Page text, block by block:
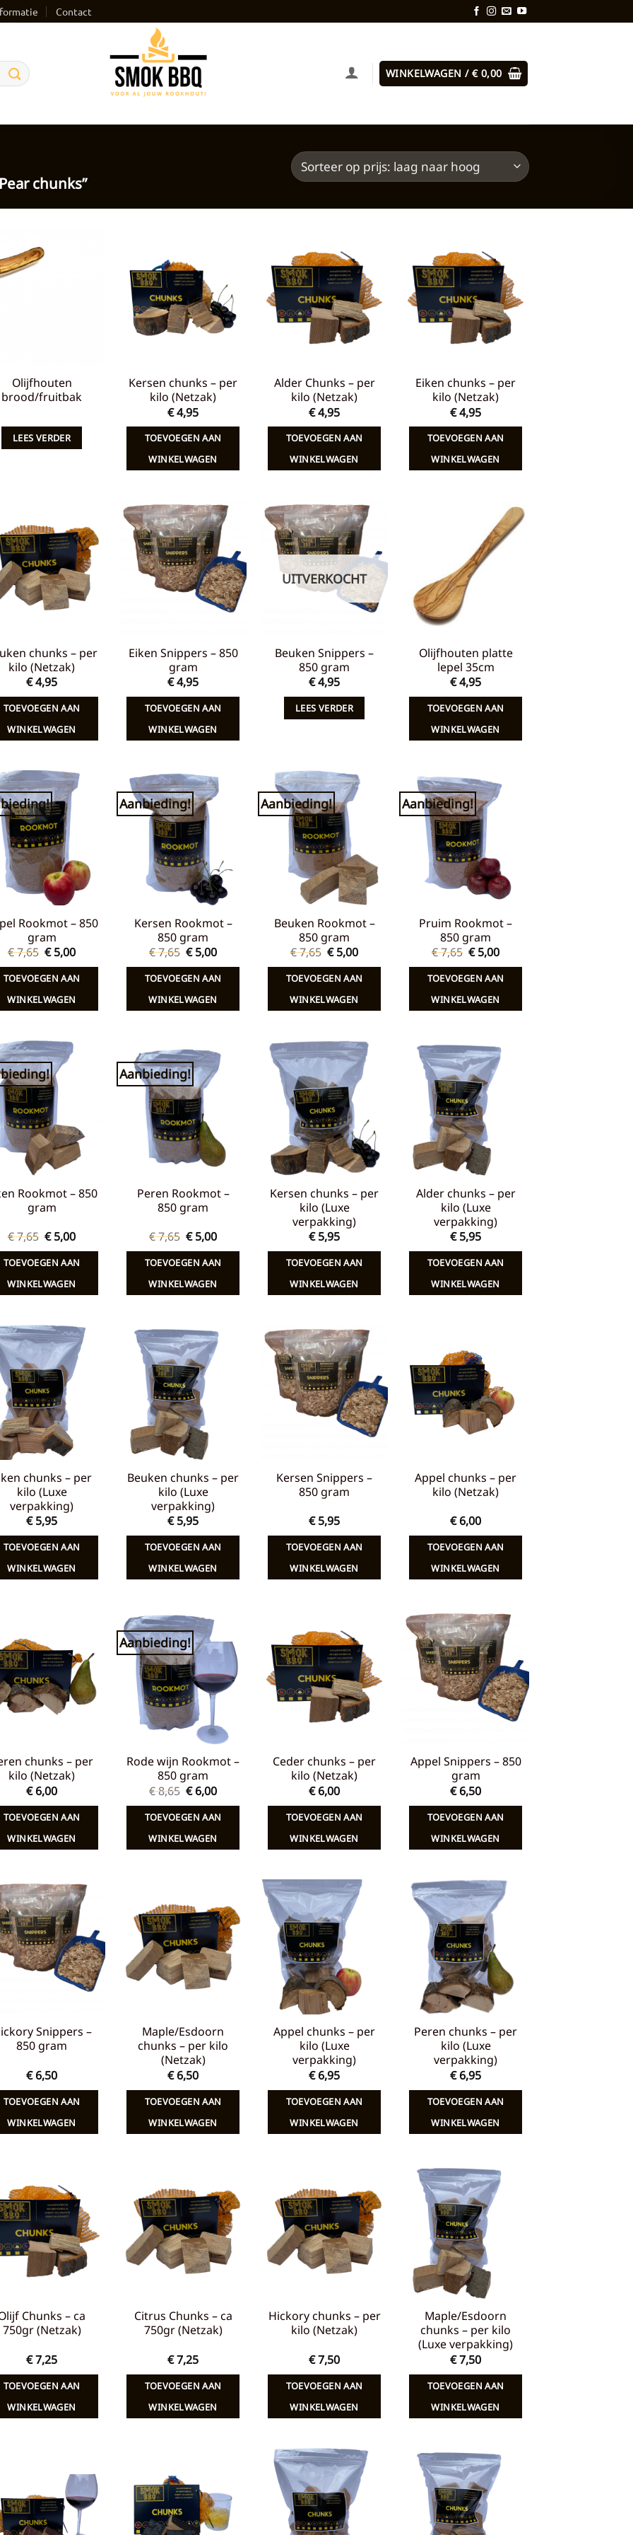
Contact
WINKELWAGEN / €0,00
chunks”
Olijfhouten
brood/fruitbak
LEES VERDER
Toevoegen
aan
verlanglijst
Kersen chunks – per
kilo (Netzak)
€4,95
TOEVOEGEN AAN
WINKELWAGEN
Toevoegen
aan
verlanglijst
Alder Chunks – per
kilo (Netzak)
€4,95
TOEVOEGEN AAN
WINKELWAGEN
Toevoegen
aan
verlanglijst
Eiken chunks – per
kilo (Netzak)
€4,95
TOEVOEGEN AAN
WINKELWAGEN
Toevoegen
aan
verlanglijst
chunks – per
kilo (Netzak)
€4,95
TOEVOEGEN AAN
WINKELWAGEN
Toevoegen
aan
verlanglijst
Eiken Snippers – 850
gram
€4,95
TOEVOEGEN AAN
WINKELWAGEN
Toevoegen
aan
verlanglijst
UITVERKOCHT
Beuken Snippers –
850 gram
€4,95
LEES VERDER
Toevoegen
aan
verlanglijst
Olijfhouten platte
lepel 35cm
€4,95
TOEVOEGEN AAN
WINKELWAGEN
Toevoegen
aan
verlanglijst
Rookmot – 850
gram
€7,65 Oorspronkelijke
prijs
was:
€ 7,65.
€5,00Huidige
is:
€ 5,00.
TOEVOEGEN AAN
WINKELWAGEN
Aanbieding!
Toevoegen
aan
verlanglijst
Kersen Rookmot –
850 gram
€7,65 Oorspronkelijke
prijs
was:
€ 7,65.
€5,00Huidige
is:
€ 5,00.
TOEVOEGEN AAN
WINKELWAGEN
Aanbieding!
Toevoegen
aan
verlanglijst
Beuken Rookmot –
850 gram
€7,65 Oorspronkelijke
prijs
was:
€ 7,65.
€5,00Huidige
is:
€ 5,00.
TOEVOEGEN AAN
WINKELWAGEN
Aanbieding!
Toevoegen
verlanglijst
Pruim Rookmot –
850 gram
€7,65 Oorspronkelijke
prijs
was:
€ 7,65.
€5,00Huidige
is:
€ 5,00.
TOEVOEGEN AAN
WINKELWAGEN
Toevoegen
verlanglijst
Rookmot – 850
gram
€7,65 Oorspronkelijke
prijs
was:
€ 7,65.
€5,00Huidige
is:
€ 5,00.
TOEVOEGEN AAN
WINKELWAGEN
Aanbieding!
Toevoegen
verlanglijst
Peren Rookmot –
850 gram
€7,65 Oorspronkelijke
prijs
was:
€ 7,65.
€5,00Huidige
is:
€ 5,00.
TOEVOEGEN AAN
WINKELWAGEN
Toevoegen
aan
verlanglijst
Kersen chunks – per
kilo (Luxe
verpakking)
€5,95
TOEVOEGEN AAN
WINKELWAGEN
Toevoegen
aan
verlanglijst
Alder chunks – per
kilo (Luxe
verpakking)
€5,95
TOEVOEGEN AAN
WINKELWAGEN
Toevoegen
aan
verlanglijst
chunks – per
kilo (Luxe
verpakking)
€5,95
TOEVOEGEN AAN
WINKELWAGEN
Toevoegen
aan
verlanglijst
Beuken chunks – per
kilo (Luxe
verpakking)
€5,95
TOEVOEGEN AAN
WINKELWAGEN
Toevoegen
aan
verlanglijst
Kersen Snippers –
850 gram
€5,95
TOEVOEGEN AAN
WINKELWAGEN
Toevoegen
aan
verlanglijst
Appel chunks – per
kilo (Netzak)
€6,00
TOEVOEGEN AAN
WINKELWAGEN
Toevoegen
aan
verlanglijst
chunks – per
kilo (Netzak)
€6,00
TOEVOEGEN AAN
WINKELWAGEN
Aanbieding!
Toevoegen
verlanglijst
Rode wijn Rookmot –
850 gram
€8,65 Oorspronkelijke
prijs
was:
€ 8,65.
€6,00Huidige
is:
€ 6,00.
TOEVOEGEN AAN
WINKELWAGEN
Toevoegen
aan
verlanglijst
Ceder chunks – per
kilo (Netzak)
€6,00
TOEVOEGEN AAN
WINKELWAGEN
Toevoegen
aan
verlanglijst
Appel Snippers – 850
gram
€6,50
TOEVOEGEN AAN
WINKELWAGEN
Toevoegen
aan
verlanglijst
Snippers –
850 gram
€6,50
TOEVOEGEN AAN
WINKELWAGEN
Toevoegen
aan
verlanglijst
Maple/Esdoorn
chunks – per kilo
(Netzak)
€6,50
TOEVOEGEN AAN
WINKELWAGEN
Toevoegen
verlanglijst
Appel chunks – per
kilo (Luxe
verpakking)
€6,95
TOEVOEGEN AAN
WINKELWAGEN
Toevoegen
aan
verlanglijst
Peren chunks – per
kilo (Luxe
verpakking)
€6,95
TOEVOEGEN AAN
WINKELWAGEN
Toevoegen
aan
verlanglijst
Chunks – ca
750gr (Netzak)
€7,25
TOEVOEGEN AAN
WINKELWAGEN
Toevoegen
aan
verlanglijst
Citrus Chunks – ca
750gr (Netzak)
€7,25
TOEVOEGEN AAN
WINKELWAGEN
Toevoegen
aan
verlanglijst
Hickory chunks – per
kilo (Netzak)
€7,50
TOEVOEGEN AAN
WINKELWAGEN
Toevoegen
aan
verlanglijst
Maple/Esdoorn
chunks – per kilo
(Luxe verpakking)
€7,50
TOEVOEGEN AAN
WINKELWAGEN
Toevoegen
aan
verlanglijst
Toevoegen
aan
verlanglijst
Toevoegen
aan
verlanglijst
Toevoegen
aan
verlanglijst